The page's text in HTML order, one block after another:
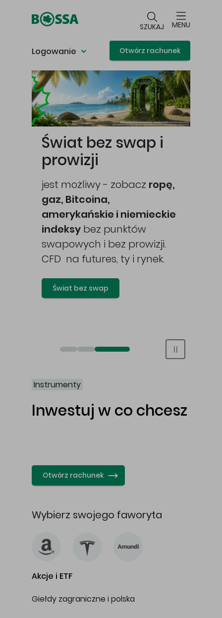
SZUKAJ MENU
Logowanie Otwórz rachunek
Główna treść
Świat bez swap i
prowizji
jest możliwy - zobacz ropę,
gaz, Bitcoina,
amerykańskie i niemieckie
indeksy bez punktów
swapowych i bez prowizji.
CFD na futures, ty i rynek.
Świat bez swap
Otwórz rachunek maklerski online
Otwórz konto IKE/IKZE
Świat bez swap i prowizji
Instrumenty
Inwestuj w co chcesz
Otwórz rachunek
Wybierz swojego faworyta
Akcje i ETF
Giełdy zagraniczne i polska